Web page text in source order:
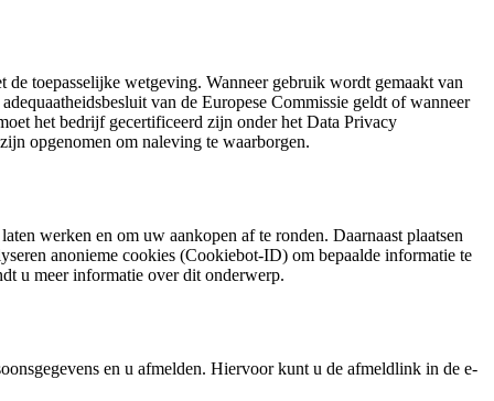
toepasselijke wetgeving. Wanneer gebruik wordt gemaakt van
van de Europese Commissie geldt of wanneer
het bedrijf gecertificeerd zijn onder het Data Privacy
opgenomen om naleving te waarborgen.
werken en om uw aankopen af te ronden. Daarnaast plaatsen
anonieme cookies (Cookiebot-ID) om bepaalde informatie te
u meer informatie over dit onderwerp.
en u afmelden. Hiervoor kunt u de afmeldlink in de e-